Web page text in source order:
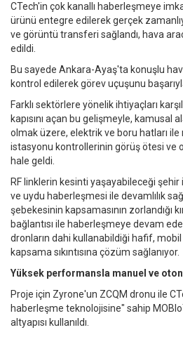
CTech'in çok kanallı haberleşmeye
ürünü entegre edilerek gerçek
ve görüntü transferi sağlandı, hava
edildi.
Bu sayede Ankara-Ayaş'ta konuşlu
kontrol edilerek görev uçuşunu
Farklı sektörlere yönelik ihtiyaçları
kapısını açan bu gelişmeyle, kamusal
olmak üzere, elektrik ve boru hatları
istasyonu kontrollerinin görüş ötesi ve
hale geldi.
RF linklerin kesinti yaşayabileceği şehir
ve uydu haberleşmesi ile devamlılık
şebekesinin kapsamasının zorlandığı
bağlantısı ile haberleşmeye devam
dronların dahi kullanabildiği hafif,
kapsama sıkıntısına çözüm sağlanıyor.
Yüksek performansla manuel ve
Proje için Zyrone'un ZCQM dronu ile
haberleşme teknolojisine" sahip
altyapısı kullanıldı.